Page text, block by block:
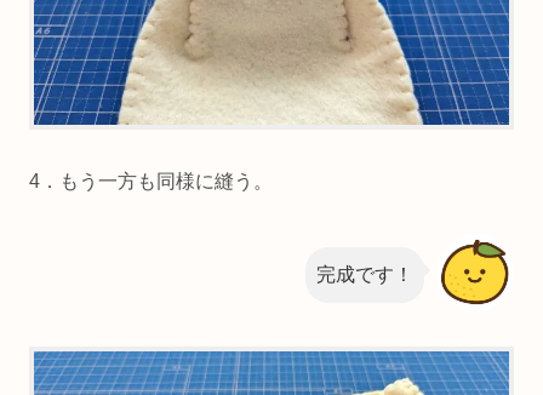
4．もう一方も同様に縫う。
完成です！